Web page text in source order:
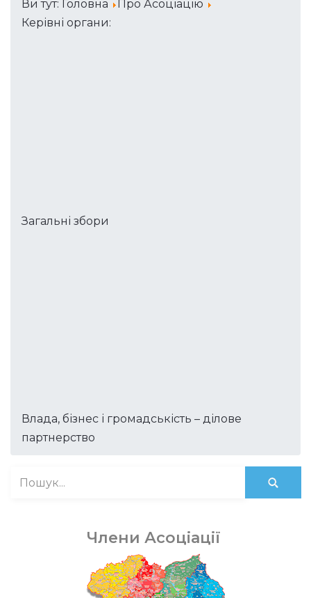
Ви тут: Головна
Про Асоціацію
Керівні органи:
Загальні збори
Влада, бізнес і громадськість – ділове
партнерство
Члени Асоціації